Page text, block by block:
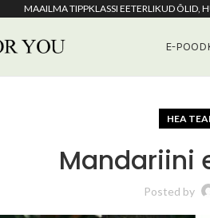
MAAILMA TIPPKLASSI EETERLIKUD
E-POOD
HEA
Mandariini
Posted by